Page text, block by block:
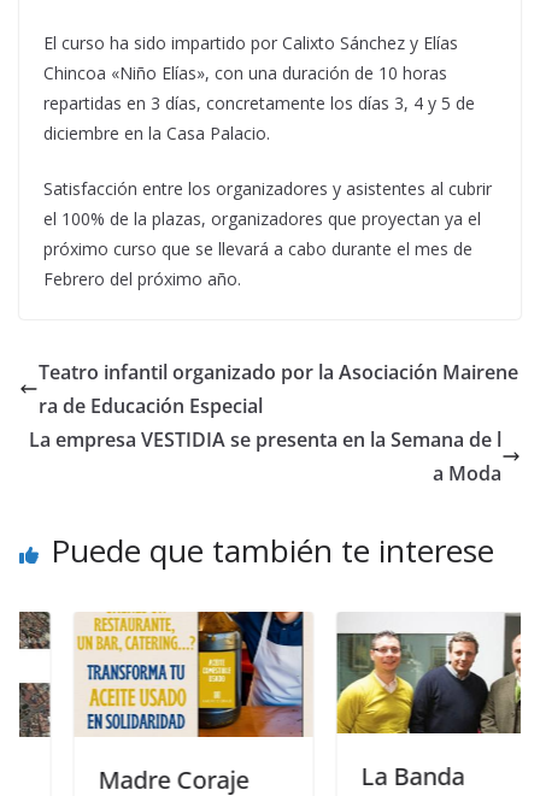
El curso ha sido impartido por Calixto Sánchez y Elías
Chincoa «Niño Elías», con una duración de 10 horas
repartidas en 3 días, concretamente los días 3, 4 y 5 de
diciembre en la Casa Palacio.
Satisfacción entre los organizadores y asistentes al cubrir
el 100% de la plazas, organizadores que proyectan ya el
próximo curso que se llevará a cabo durante el mes de
Febrero del próximo año.
Teatro infantil organizado por la Asociación Mairene
ra de Educación Especial
La empresa VESTIDIA se presenta en la Semana de l
a Moda
Puede que también te interese
Madre Coraje
La Banda